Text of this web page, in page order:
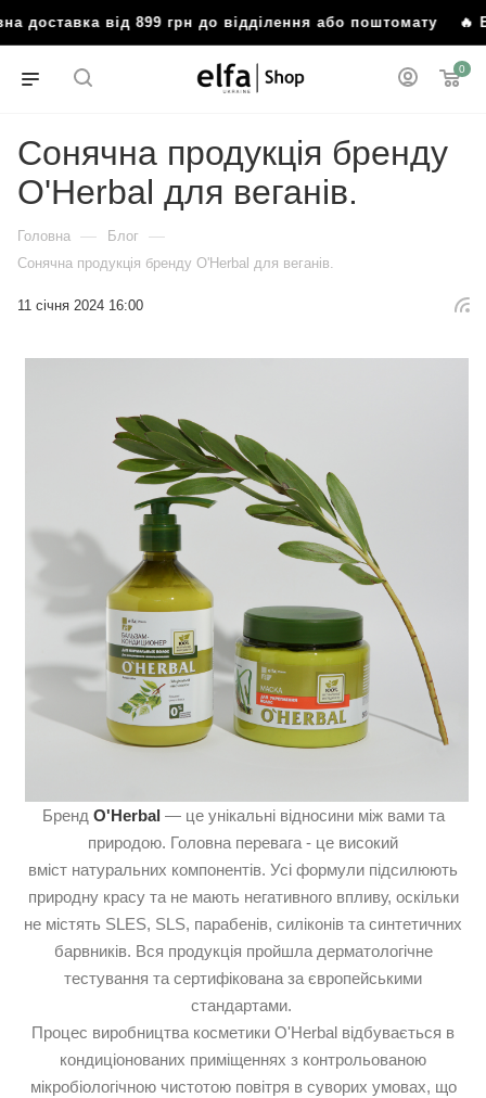
від 899 грн до відділення або поштомату🔥
0
Сонячна продукція бренду
O'Herbal для веганів.
Головна — Блог —
Сонячна продукція бренду O'Herbal для веганів.
11 січня 2024 16:00
Бренд O'Herbal — це унікальні відносини між вами та
природою. Головна перевага - це високий
вміст натуральних компонентів. Усі формули підсилюють
природну красу та не мають негативного впливу, оскільки
не містять SLES, SLS, парабенів, силіконів та синтетичних
барвників. Вся продукція пройшла дерматологічне
тестування та сертифікована за європейськими
стандартами.
Процес виробництва косметики O'Herbal відбувається в
кондиціонованих приміщеннях з контрольованою
мікробіологічною чистотою повітря в суворих умовах, що